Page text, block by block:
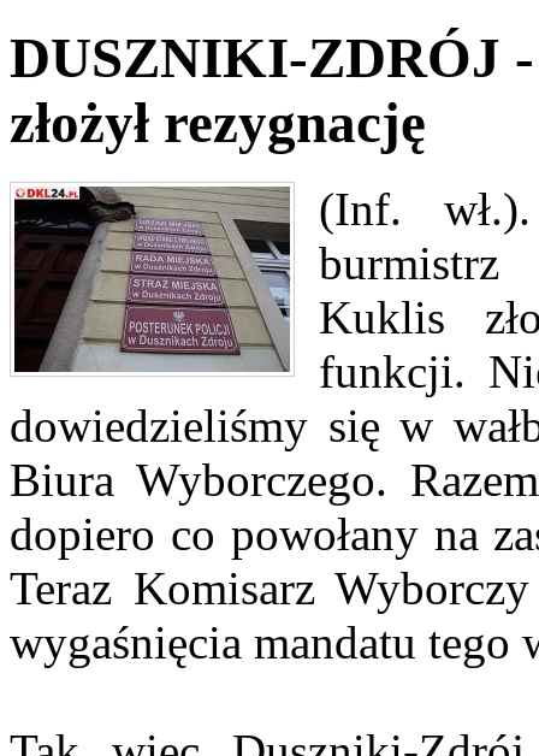
DUSZNIKI-ZDRÓJ
złożył rezygnację
(Inf.
burmistrz
Kuklis
funkcji.
dowiedzieliśmy się w
Biura Wyborczego.
dopiero co powołany na
Teraz Komisarz
wygaśnięcia mandatu tego